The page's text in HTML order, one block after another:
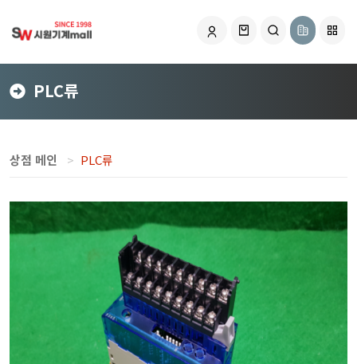
PLC류
상점 메인 PLC류